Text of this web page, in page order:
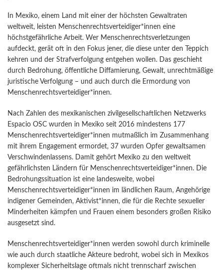
In Mexiko, einem Land mit einer der höchsten Gewaltraten
weltweit, leisten Menschenrechtsverteidiger*innen eine
höchstgefährliche Arbeit. Wer Menschenrechtsverletzungen
aufdeckt, gerät oft in den Fokus jener, die diese unter den Teppich
kehren und der Strafverfolgung entgehen wollen. Das geschieht
durch Bedrohung, öffentliche Diffamierung, Gewalt, unrechtmäßige
juristische Verfolgung – und auch durch die Ermordung von
Menschenrechtsverteidiger*innen.
Nach Zahlen des mexikanischen zivilgesellschaftlichen Netzwerks
Espacio OSC wurden in Mexiko seit 2016 mindestens 177
Menschenrechtsverteidiger*innen mutmaßlich im Zusammenhang
mit ihrem Engagement ermordet, 37 wurden Opfer gewaltsamen
Verschwindenlassens. Damit gehört Mexiko zu den weltweit
gefährlichsten Ländern für Menschenrechtsverteidiger*innen. Die
Bedrohungssituation ist eine landesweite, wobei
Menschenrechtsverteidiger*innen im ländlichen Raum, Angehörige
indigener Gemeinden, Aktivist*innen, die für die Rechte sexueller
Minderheiten kämpfen und Frauen einem besonders großen Risiko
ausgesetzt sind.
Menschenrechtsverteidiger*innen werden sowohl durch kriminelle
wie auch durch staatliche Akteure bedroht, wobei sich in Mexikos
komplexer Sicherheitslage oftmals nicht trennscharf zwischen